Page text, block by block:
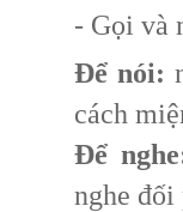
- Gọi và
Để nói:
cách
Để
nghe đối